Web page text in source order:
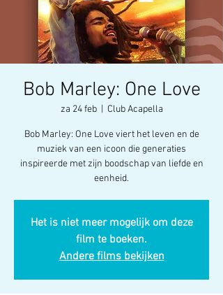
Bob Marley: One Love
za 24 feb
  |
Club Acapella
Bob Marley: One Love viert het leven en de
muziek van een icoon die generaties
inspireerde met zijn boodschap van liefde en
eenheid.
Het is niet meer mogelijk om deze
film te boeken.
Andere films bekijken